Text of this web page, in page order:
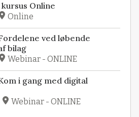
Online
Online
ved løbende
bilag
Webinar - ONLINE
i gang med digital
Webinar - ONLINE